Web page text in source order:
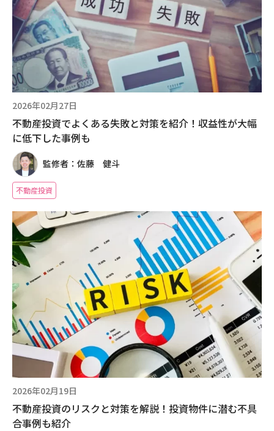
2026年02月27日
不動産投資でよくある失敗と対策を紹介！収益性が大幅
に低下した事例も
監修者：佐藤 健斗
不動産投資
2026年02月19日
不動産投資のリスクと対策を解説！投資物件に潜む不具
合事例も紹介